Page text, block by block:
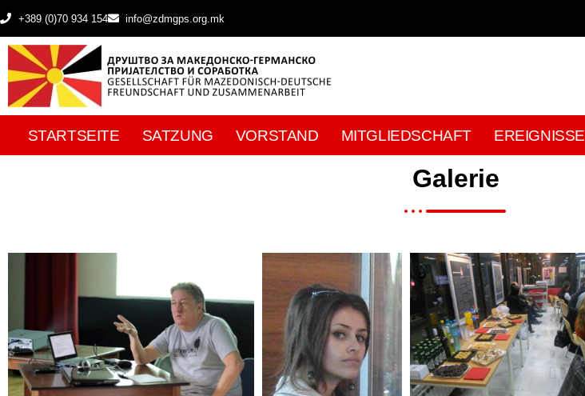
+389 (0)70 934 154 info@zdmgps.org.mk
STARTSEITE SATZUNG VORSTAND MITGLIEDSCHAFT EREIGNISSE
Galerie